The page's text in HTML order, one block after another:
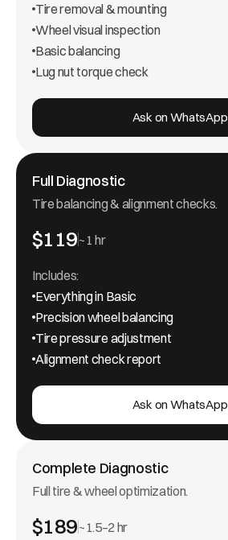
Tire removal & mounting
Wheel visual inspection
Basic balancing
Lug nut torque check
Ask on WhatsApp
Full Diagnostic
Tire balancing & alignment checks.
$119~1 hr
Includes:
Everything in Basic
Precision wheel balancing
Tire pressure adjustment
Alignment check report
Ask on WhatsApp
Complete Diagnostic
Full tire & wheel optimization.
$189~1.5–2 hr